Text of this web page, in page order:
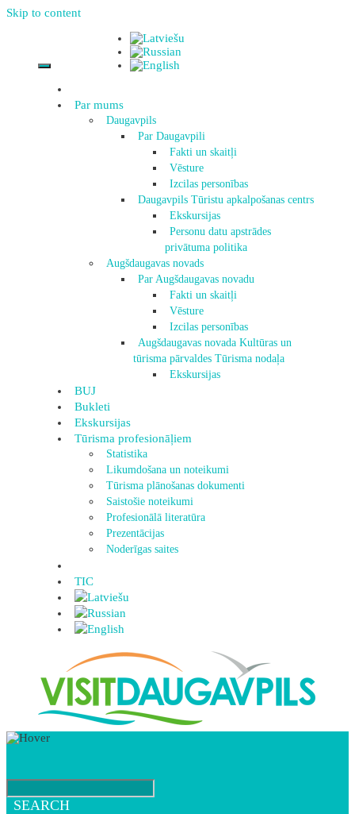
Skip to content
Par mums
Daugavpils
Par Daugavpili
Fakti un skaitļi
Vēsture
Izcilas personības
Daugavpils Tūristu apkalpošanas centrs
Ekskursijas
Personu datu apstrādes
privātuma politika
Augšdaugavas novads
Par Augšdaugavas novadu
Fakti un skaitļi
Vēsture
Izcilas personības
Augšdaugavas novada Kultūras un
tūrisma pārvaldes Tūrisma nodaļa
Ekskursijas
BUJ
Bukleti
Ekskursijas
Tūrisma profesionāļiem
Statistika
Likumdošana un noteikumi
Tūrisma plānošanas dokumenti
Saistošie noteikumi
Profesionālā literatūra
Prezentācijas
Noderīgas saites
TIC
SEARCH